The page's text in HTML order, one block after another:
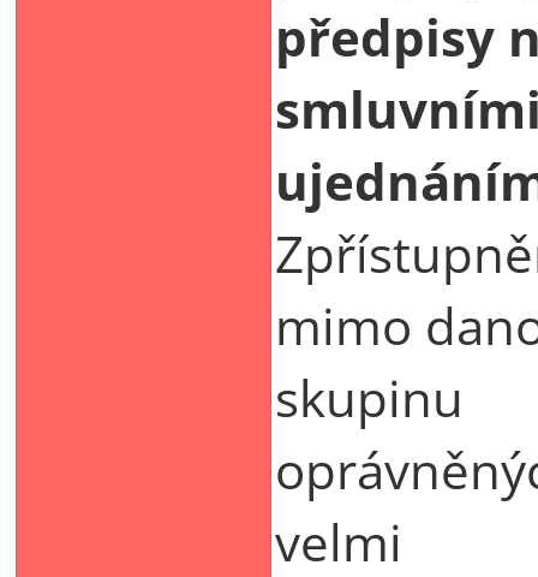
předpisy
mimo
skupinu
velmi